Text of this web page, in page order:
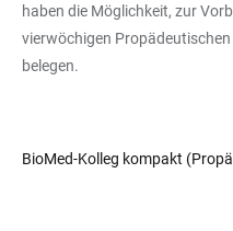
haben die Möglichkeit, zur
vierwöchigen
belegen.
BioMed-Kolleg kompakt